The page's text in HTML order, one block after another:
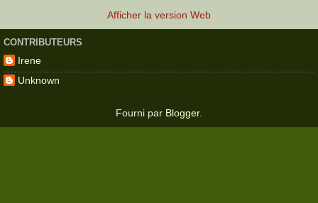
Afficher la version Web
CONTRIBUTEURS
Irene
Unknown
Fourni par Blogger.